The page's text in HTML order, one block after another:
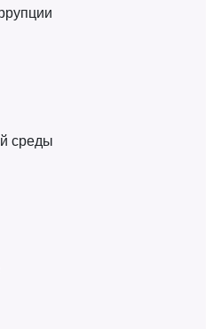
среды